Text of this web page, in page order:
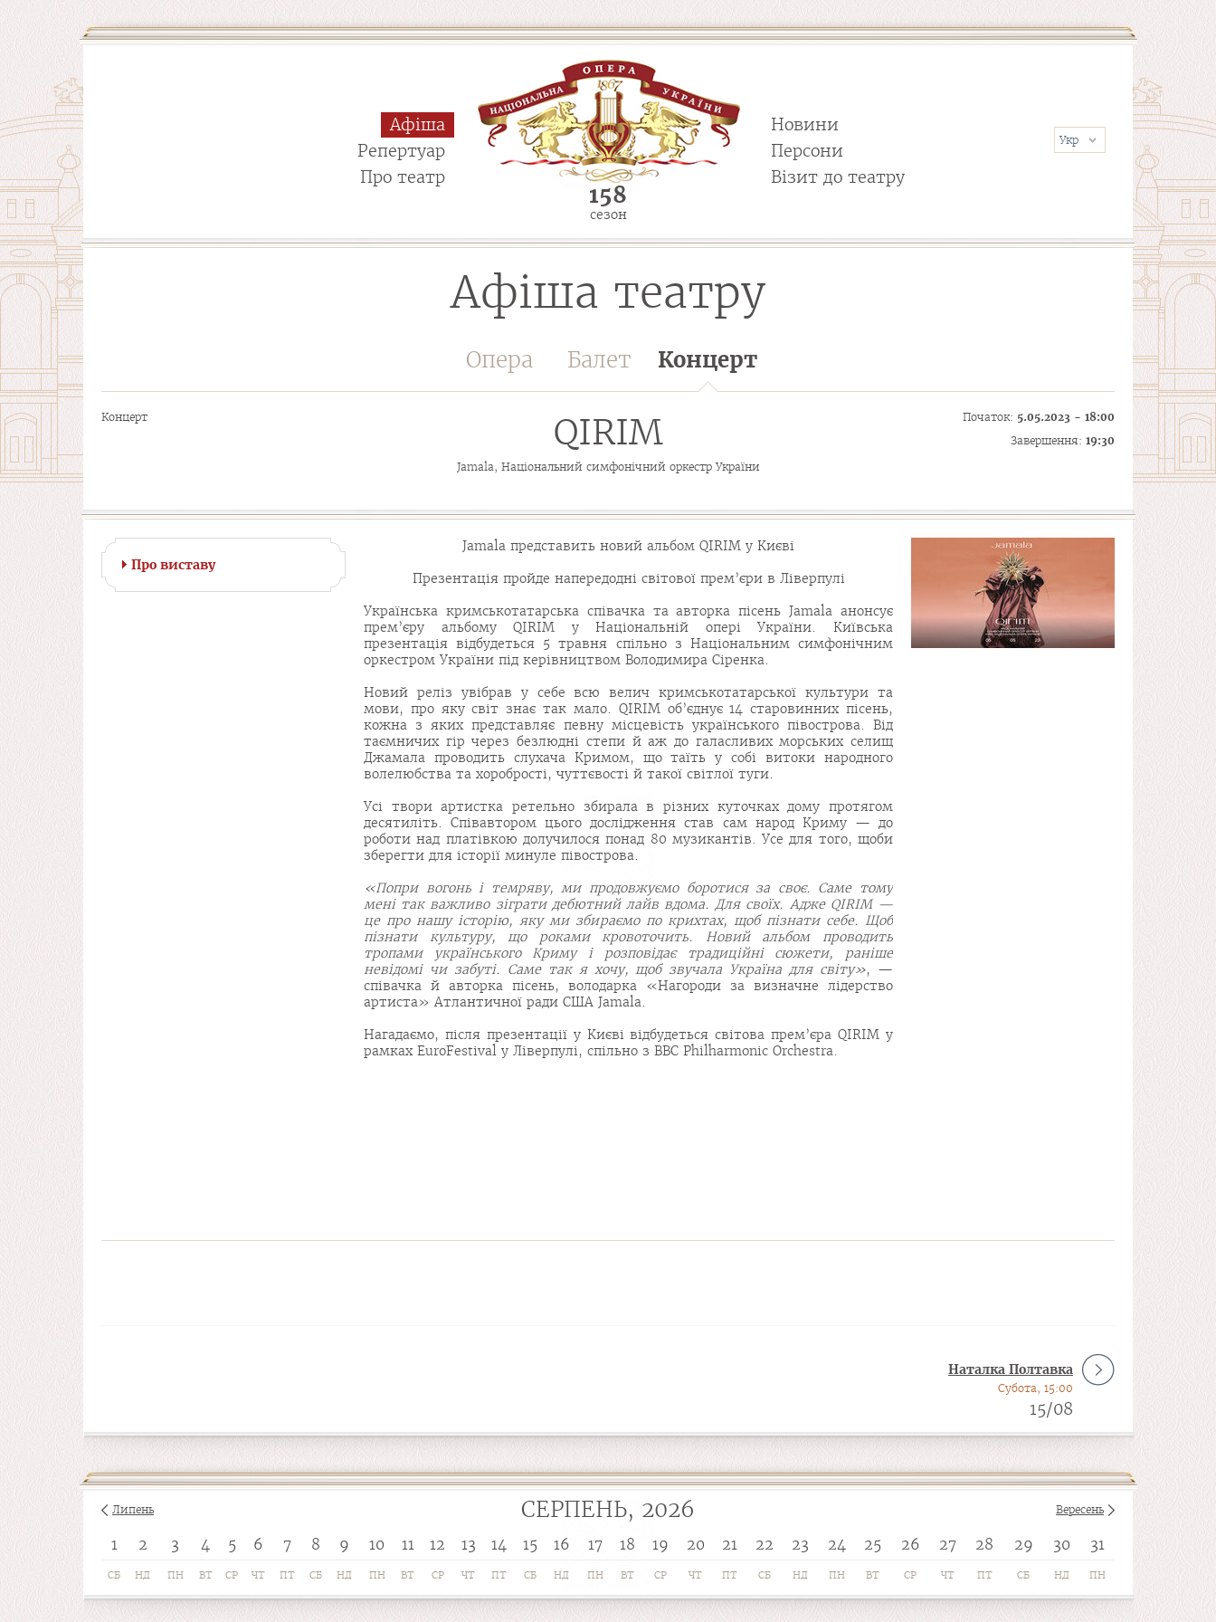
Афіша
Репертуар
Про театр
Новини
Персони
Візит до театру
158
сезон
Афіша театру
Опера Балет Концерт
Концерт Початок: 5.05.2023 - 18:00
Завершення: 19:30
QIRIM
Jamala, Національний симфонічний оркестр України
Про виставу
Jamala представить новий альбом QIRIM у Києві
Презентація пройде напередодні світової прем’єри в Ліверпулі
Українська кримськотатарська співачка та авторка пісень Jamala анонсує
прем’єру альбому QIRIM у Національній опері України. Київська
презентація відбудеться 5 травня спільно з Національним симфонічним
оркестром України під керівництвом Володимира Сіренка.
Новий реліз увібрав у себе всю велич кримськотатарської культури та
мови, про яку світ знає так мало. QIRIM об’єднує 14 старовинних пісень,
кожна з яких представляє певну місцевість українського півострова. Від
таємничих гір через безлюдні степи й аж до галасливих морських селищ
Джамала проводить слухача Кримом, що таїть у собі витоки народного
волелюбства та хоробрості, чуттєвості й такої світлої туги.
Усі твори артистка ретельно збирала в різних куточках дому протягом
десятиліть. Співавтором цього дослідження став сам народ Криму — до
роботи над платівкою долучилося понад 80 музикантів. Усе для того, щоби
зберегти для історії минуле півострова.
«Попри вогонь і темряву, ми продовжуємо боротися за своє. Саме тому
мені так важливо зіграти дебютний лайв вдома. Для своїх. Адже QIRIM —
це про нашу історію, яку ми збираємо по крихтах, щоб пізнати себе. Щоб
пізнати культуру, що роками кровоточить. Новий альбом проводить
тропами українського Криму і розповідає традиційні сюжети, раніше
невідомі чи забуті. Саме так я хочу, щоб звучала Україна для світу», —
співачка й авторка пісень, володарка «Нагороди за визначне лідерство
артиста» Атлантичної ради США Jamala.
Нагадаємо, після презентації у Києві відбудеться світова прем’єра QIRIM у
рамках EuroFestival у Ліверпулі, спільно з BBC Philharmonic Orchestra.
Наталка Полтавка
Субота, 15:00
15/08
Вересень
Липень СЕРПЕНЬ, 2026
1 2 3 4 5 6 7 8 9 10 11 12 13 14 15 16 17 18 19 20 21 22 23 24 25 26 27 28 29 30 31
СБ НД ПН ВТ СР ЧТ ПТ СБ НД ПН ВТ СР ЧТ ПТ СБ НД ПН ВТ СР ЧТ ПТ СБ НД ПН ВТ СР ЧТ ПТ СБ НД ПН